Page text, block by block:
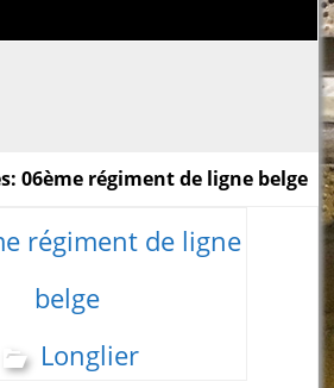
06ème régiment de ligne belge
régiment de ligne
belge
Longlier